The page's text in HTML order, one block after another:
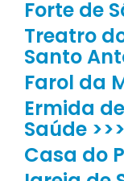
Forte de
Treatro
Santo
Farol da
Ermida
Saúde >>>
Casa do